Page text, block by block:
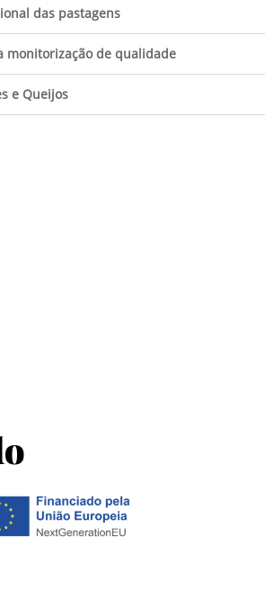
das pastagens
monitorização de qualidade
e Queijos